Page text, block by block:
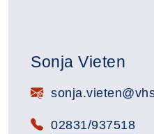
Sonja Vieten
E-Mail:
Telefon:
02831/937518